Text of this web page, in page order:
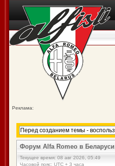
Реклама:
Форум Alfa Romeo в Беларуси
Текущее время: 08 авг 2026, 05:49
Часовой пояс: UTC + 3 часа